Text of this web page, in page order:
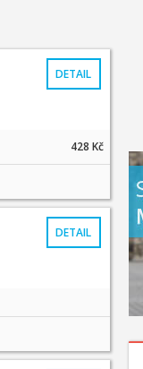
DETAIL
428 Kč
DETAIL